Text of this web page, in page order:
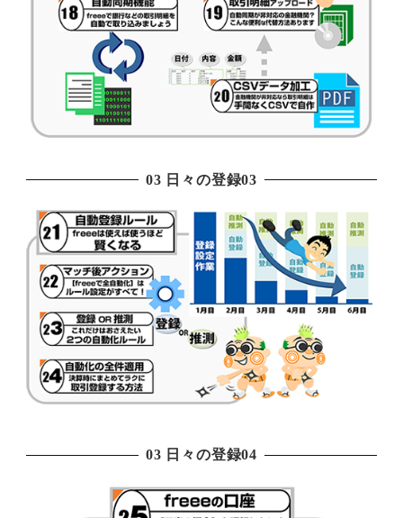
03 日々の登録03
03 日々の登録04